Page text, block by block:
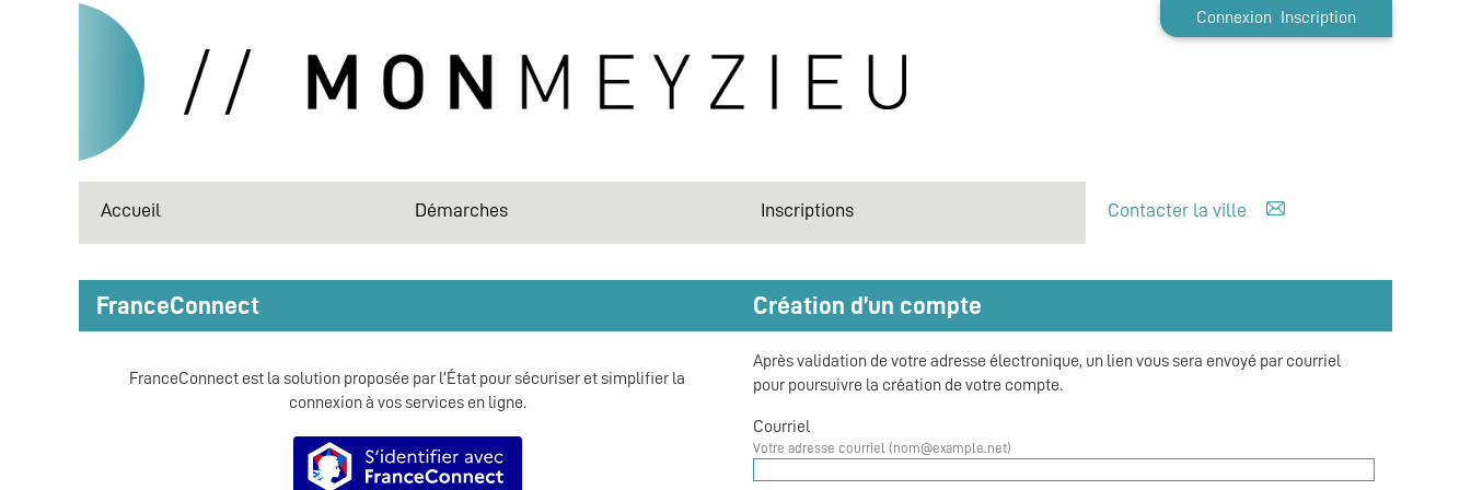
Connexion Inscription
Accueil Démarches Inscriptions Contacter la ville
FranceConnect
FranceConnect est la solution proposée par l’État pour sécuriser et simplifier la
connexion à vos services en ligne.
S’identifier avec FranceConnect
Création d’un compte
Après validation de votre adresse électronique, un lien vous sera envoyé par courriel
pour poursuivre la création de votre compte.
Courriel
Votre adresse courriel (nom@example.net)